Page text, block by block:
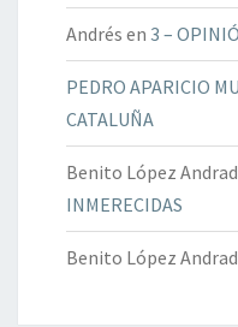
Andrés en 3 –
PEDRO APARICIO
CATALUÑA
Benito López
INMERECIDAS
Benito López